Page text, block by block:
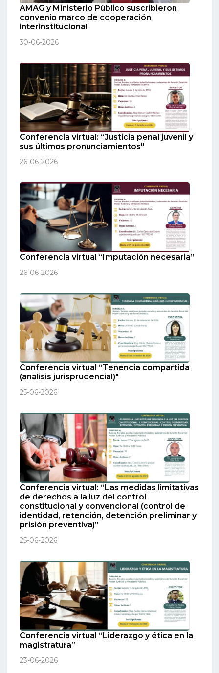
AMAG y Ministerio Público suscribieron
convenio marco de cooperación
interinstitucional
30-06-2026
Conferencia virtual: “Justicia penal juvenil y
sus últimos pronunciamientos"
26-06-2026
Conferencia virtual “Imputación necesaria”
26-06-2026
Conferencia virtual “Tenencia compartida
(análisis jurisprudencial)"
25-06-2026
Conferencia virtual: “Las medidas limitativas
de derechos a la luz del control
constitucional y convencional (control de
identidad, retención, detención preliminar y
prisión preventiva)”
25-06-2026
Conferencia virtual “Liderazgo y ética en la
magistratura”
23-06-2026